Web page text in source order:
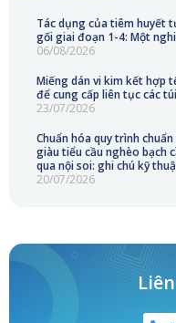
Tác dụng của tiêm huyết
gối giai đoạn 1-4: Một
06/08/2026
Miếng dán vi kim kết hợp
để cung cấp liên tục các
23/07/2026
Chuẩn hóa quy trình
giàu tiểu cầu nghèo bạch
qua nội soi: ghi chú kỹ
20/07/2026